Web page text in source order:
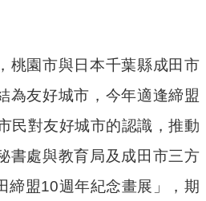
桃園市與日本千葉縣成田市
為友好城市，今年適逢締盟
民對友好城市的認識，推動
書處與教育局及成田市三方
締盟10週年紀念畫展」，期